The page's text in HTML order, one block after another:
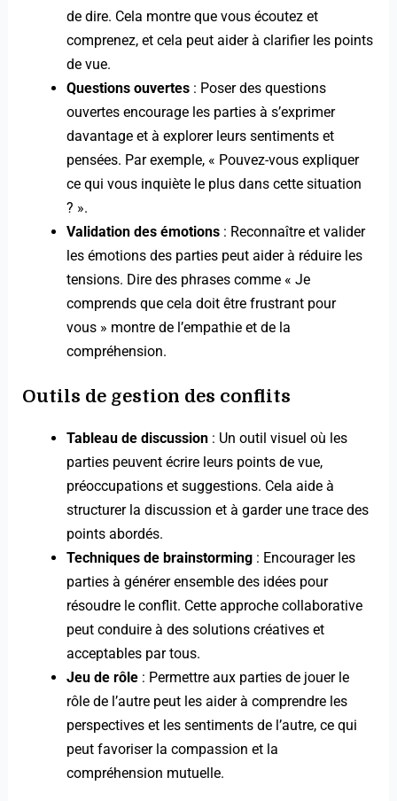
de dire. Cela montre que vous écoutez et
comprenez, et cela peut aider à clarifier les points
de vue.
Questions ouvertes: Poser des questions
ouvertes encourage les parties à s’exprimer
davantage et à explorer leurs sentiments et
pensées. Par exemple, « Pouvez-vous expliquer
ce qui vous inquiète le plus dans cette situation
? ».
Validation des émotions: Reconnaître et valider
les émotions des parties peut aider à réduire les
tensions. Dire des phrases comme « Je
comprends que cela doit être frustrant pour
vous » montre de l’empathie et de la
compréhension.
Outils de gestion des conflits
Tableau de discussion: Un outil visuel où les
parties peuvent écrire leurs points de vue,
préoccupations et suggestions. Cela aide à
structurer la discussion et à garder une trace des
points abordés.
Techniques de brainstorming: Encourager les
parties à générer ensemble des idées pour
résoudre le conflit. Cette approche collaborative
peut conduire à des solutions créatives et
acceptables par tous.
Jeu de rôle: Permettre aux parties de jouer le
rôle de l’autre peut les aider à comprendre les
perspectives et les sentiments de l’autre, ce qui
peut favoriser la compassion et la
compréhension mutuelle.